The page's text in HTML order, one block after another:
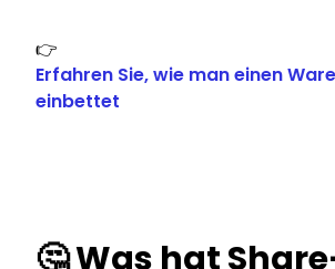
👉
Erfahren Sie, wie man einen
einbettet
🤔 Was hat